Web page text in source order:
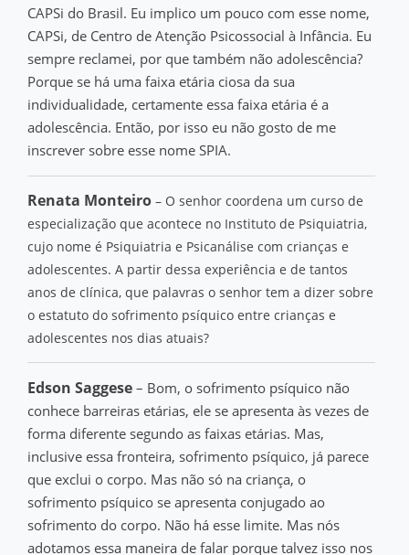
CAPSi do Brasil. Eu implico um pouco com esse nome,
CAPSi, de Centro de Atenção Psicossocial à Infância. Eu
sempre reclamei, por que também não adolescência?
Porque se há uma faixa etária ciosa da sua
individualidade, certamente essa faixa etária é a
adolescência. Então, por isso eu não gosto de me
inscrever sobre esse nome SPIA.
Renata Monteiro – O senhor coordena um curso de
especialização que acontece no Instituto de Psiquiatria,
cujo nome é Psiquiatria e Psicanálise com crianças e
adolescentes. A partir dessa experiência e de tantos
anos de clínica, que palavras o senhor tem a dizer sobre
o estatuto do sofrimento psíquico entre crianças e
adolescentes nos dias atuais?
Edson Saggese – Bom, o sofrimento psíquico não
conhece barreiras etárias, ele se apresenta às vezes de
forma diferente segundo as faixas etárias. Mas,
inclusive essa fronteira, sofrimento psíquico, já parece
que exclui o corpo. Mas não só na criança, o
sofrimento psíquico se apresenta conjugado ao
sofrimento do corpo. Não há esse limite. Mas nós
adotamos essa maneira de falar porque talvez isso nos